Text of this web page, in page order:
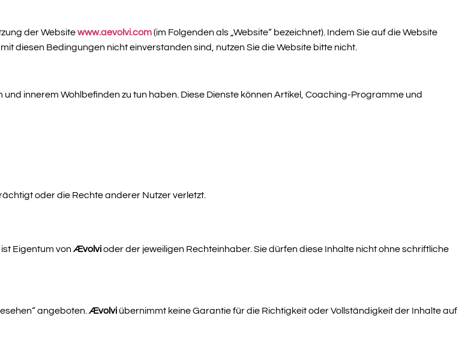
der Websitewww.aevolvi.com(im Folgenden als „Website“ bezeichnet). Indem Sie auf die Website
diesen Bedingungen nicht einverstanden sind, nutzen Sie die Website bitte nicht.
innerem Wohlbefinden zu tun haben. Diese Dienste können Artikel, Coaching-Programme und
oder die Rechte anderer Nutzer verletzt.
Eigentum vonÆvolvioder der jeweiligen Rechteinhaber. Sie dürfen diese Inhalte nicht ohne schriftliche
angeboten.Ævolvi übernimmt keine Garantie für die Richtigkeit oder Vollständigkeit der Inhalte auf